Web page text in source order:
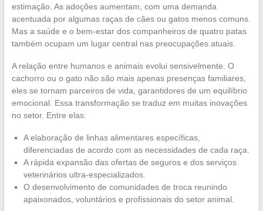
estimação. As adoções aumentam, com uma demanda
acentuada por algumas raças de cães ou gatos menos comuns.
Mas a saúde e o bem-estar dos companheiros de quatro patas
também ocupam um lugar central nas preocupações atuais.
A relação entre humanos e animais evolui sensivelmente. O
cachorro ou o gato não são mais apenas presenças familiares,
eles se tornam parceiros de vida, garantidores de um equilíbrio
emocional. Essa transformação se traduz em muitas inovações
no setor. Entre elas:
A elaboração de linhas alimentares específicas,
diferenciadas de acordo com as necessidades de cada raça.
A rápida expansão das ofertas de seguros e dos serviços
veterinários ultra-especializados.
O desenvolvimento de comunidades de troca reunindo
apaixonados, voluntários e profissionais do setor animal.